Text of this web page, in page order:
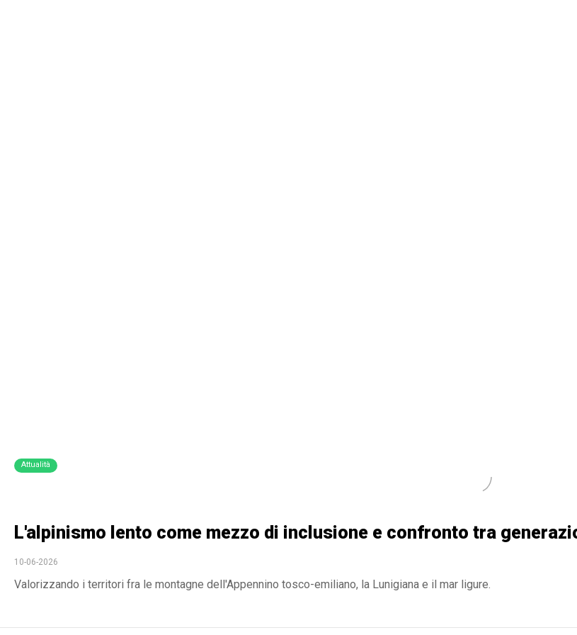
Attualità
L'alpinismo lento come mezzo di inclusione e confronto tra
10-06-2026
Valorizzando i territori fra le montagne dell'Appennino tosco-emiliano, la Lunigiana e il mar ligure.